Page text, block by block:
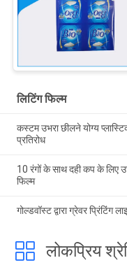
लिटिंग फिल्म
कस्टम उभरा छीलने योग्य
प्रतिरोध
10 रंगों के साथ दही कप के लिए
फिल्म
गोल्डवॉस्ट द्वारा ग्रेवर
लोकप्रिय